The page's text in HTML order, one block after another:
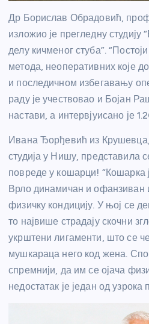
Др Борислав Обрадовић,
изложио је прегледну
делу кичменог стуба”.
метода, неоперативних које
и последичном избегавању
раду је учествовао и Бојан
настави, а интервјуисано је
Ивана Ђорђевић из Крушевца,
студија у Нишу, представила
повреде у кошарци! “Кошарка
Врло динамичан и офанзиван
физичку кондицију. У њој се
то највише страдају скочни
укрштени лигаменти, што се
мушкараца него код жена.
спремнији, да им се ојача
недостатак је један од узрока